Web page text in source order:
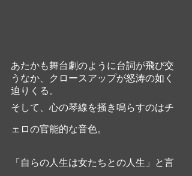
あたかも舞台劇のように台詞が飛び交
うなか、クロースアップが怒涛の如く
迫りくる。
そして、心の琴線を掻き鳴らすのはチ
ェロの官能的な音色。
「自らの人生は女たちとの人生」と言